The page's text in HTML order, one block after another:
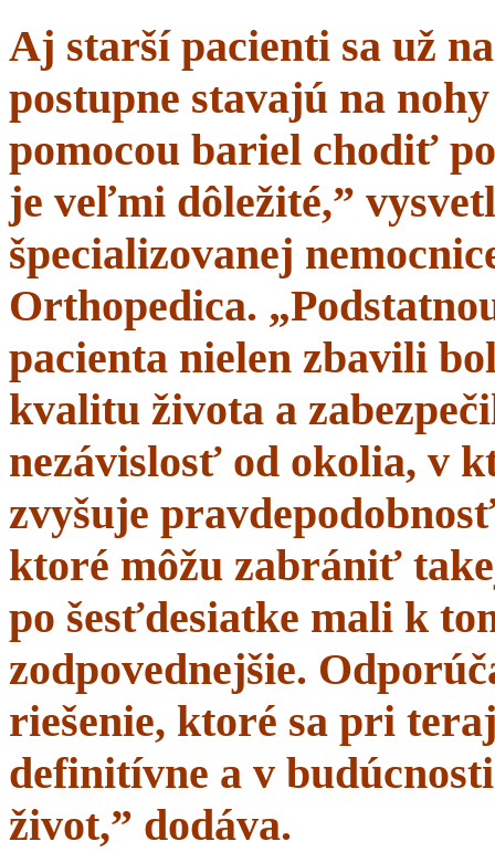
Aj starší pacienti sa už
postupne stavajú na
pomocou bariel chodiť
je veľmi dôležité,”
špecializovanej
Orthopedica.
pacienta nielen zbavili
kvalitu života a
nezávislosť od okolia, v
zvyšuje
ktoré môžu zabrániť
po šesťdesiatke mali k
zodpovednejšie.
riešenie, ktoré sa pri
definitívne a v
život,” dodáva.